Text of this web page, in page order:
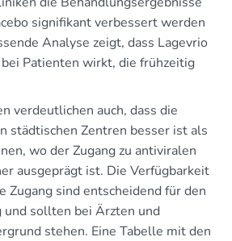
signifikant verbessert werden
Analyse zeigt, dass Lagevrio
Patienten wirkt, die frühzeitig
verdeutlichen auch, dass die
städtischen Zentren besser ist als
wo der Zugang zu antiviralen
ausgeprägt ist. Die Verfügbarkeit
Zugang sind entscheidend für den
sollten bei Ärzten und
stehen. Eine Tabelle mit den